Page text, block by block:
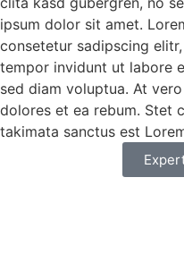
ipsum dolor sit amet.
consetetur sadipscing
tempor invidunt ut labore
sed diam voluptua. At
dolores et ea rebum. Stet
takimata sanctus est